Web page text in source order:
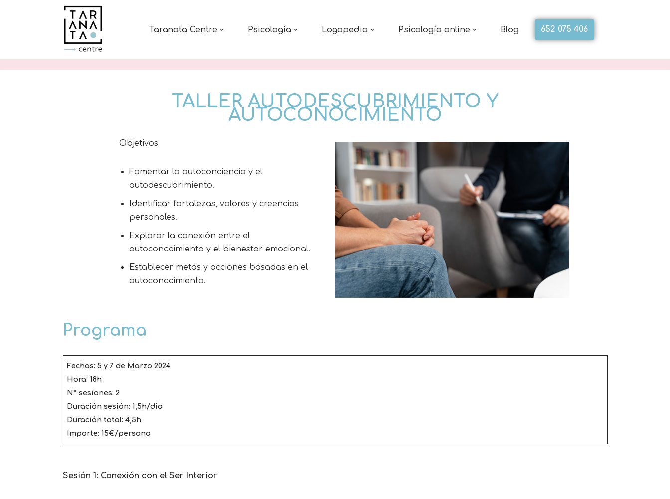
Taranata Centre Psicología Logopedia Psicología online Blog 652 075 406
TALLER AUTODESCUBRIMIENTO Y
AUTOCONOCIMIENTO
Objetivos
Fomentar la autoconciencia y el
autodescubrimiento.
Identificar fortalezas, valores y creencias
personales.
Explorar la conexión entre el
autoconocimiento y el bienestar emocional.
Establecer metas y acciones basadas en el
autoconocimiento.
Programa
Fechas: 5 y 7 de Marzo 2024
Hora: 18h
Nº sesiones: 2
Duración sesión: 1,5h/día
Duración total: 4,5h
Importe: 15€/persona
Sesión 1: Conexión con el Ser Interior